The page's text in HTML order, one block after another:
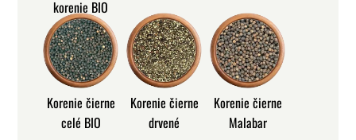
korenie BIO
Korenie čierne
celé BIO
Korenie čierne
drvené
Korenie čierne
Malabar